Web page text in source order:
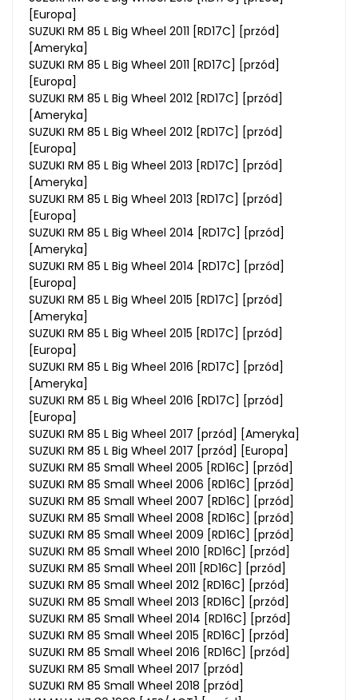
[Europa]
SUZUKI RM 85 L Big Wheel 2011 [RD17C] [przód]
[Ameryka]
SUZUKI RM 85 L Big Wheel 2011 [RD17C] [przód]
[Europa]
SUZUKI RM 85 L Big Wheel 2012 [RD17C] [przód]
[Ameryka]
SUZUKI RM 85 L Big Wheel 2012 [RD17C] [przód]
[Europa]
SUZUKI RM 85 L Big Wheel 2013 [RD17C] [przód]
[Ameryka]
SUZUKI RM 85 L Big Wheel 2013 [RD17C] [przód]
[Europa]
SUZUKI RM 85 L Big Wheel 2014 [RD17C] [przód]
[Ameryka]
SUZUKI RM 85 L Big Wheel 2014 [RD17C] [przód]
[Europa]
SUZUKI RM 85 L Big Wheel 2015 [RD17C] [przód]
[Ameryka]
SUZUKI RM 85 L Big Wheel 2015 [RD17C] [przód]
[Europa]
SUZUKI RM 85 L Big Wheel 2016 [RD17C] [przód]
[Ameryka]
SUZUKI RM 85 L Big Wheel 2016 [RD17C] [przód]
[Europa]
SUZUKI RM 85 L Big Wheel 2017 [przód] [Ameryka]
SUZUKI RM 85 L Big Wheel 2017 [przód] [Europa]
SUZUKI RM 85 Small Wheel 2005 [RD16C] [przód]
SUZUKI RM 85 Small Wheel 2006 [RD16C] [przód]
SUZUKI RM 85 Small Wheel 2007 [RD16C] [przód]
SUZUKI RM 85 Small Wheel 2008 [RD16C] [przód]
SUZUKI RM 85 Small Wheel 2009 [RD16C] [przód]
SUZUKI RM 85 Small Wheel 2010 [RD16C] [przód]
SUZUKI RM 85 Small Wheel 2011 [RD16C] [przód]
SUZUKI RM 85 Small Wheel 2012 [RD16C] [przód]
SUZUKI RM 85 Small Wheel 2013 [RD16C] [przód]
SUZUKI RM 85 Small Wheel 2014 [RD16C] [przód]
SUZUKI RM 85 Small Wheel 2015 [RD16C] [przód]
SUZUKI RM 85 Small Wheel 2016 [RD16C] [przód]
SUZUKI RM 85 Small Wheel 2017 [przód]
SUZUKI RM 85 Small Wheel 2018 [przód]